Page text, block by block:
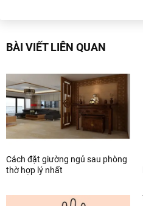
BÀI VIẾT LIÊN QUAN
Cách đặt giường ngủ sau phòng
thờ hợp lý nhất